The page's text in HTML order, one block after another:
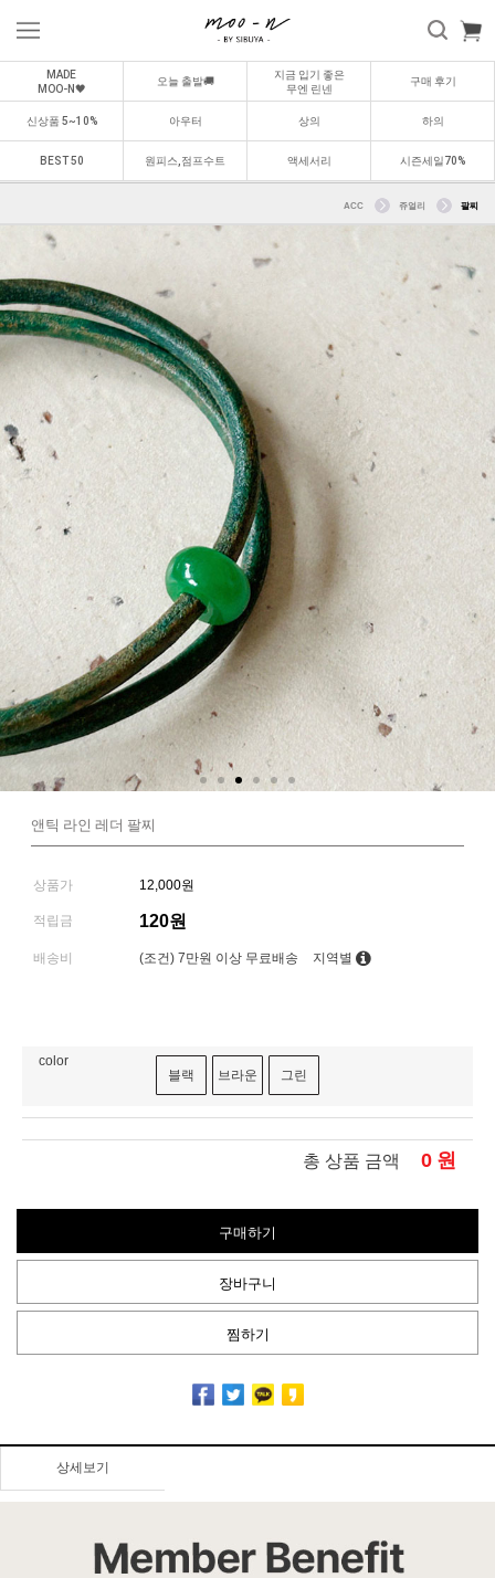
MADE
MOO-N🖤
오늘 출발🚚
지금 입기 좋은
무엔 린넨
구매 후기
신상품 5~10% 아우터 상의 하의
BEST 50 원피스,점프수트 액세서리 시즌세일70%
ACC 쥬얼리 팔찌
앤틱 라인 레더 팔찌
상품가 12,000원
적립금 120원
배송비 (조건) 7만원 이상 무료배송 지역별
color
블랙
브라운 그린
총 상품 금액 0 원
구매하기
장바구니
찜하기
상세보기